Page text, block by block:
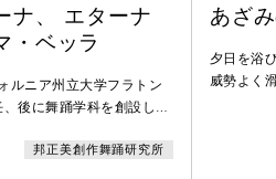
ナ、 エターナ
・ベッラ
ルニア州立大学フラトン
後に舞踊学科を創設し、
りの道具」となることな
邦正美創作舞踊研究所
あざ
夕日を浴
威勢よく
に入植